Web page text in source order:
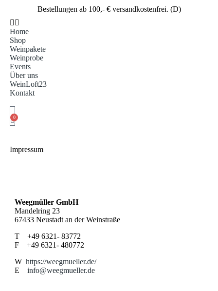
Bestellungen ab 100,- € versandkostenfrei. (D)
Home
Shop
Weinpakete
Weinprobe
Events
Über uns
WeinLoft23
Kontakt
0
Impressum
Weegmüller GmbH
Mandelring 23
67433 Neustadt an der Weinstraße
T +49 6321- 83772
F +49 6321- 480772
W https://weegmueller.de/
E info@weegmueller.de